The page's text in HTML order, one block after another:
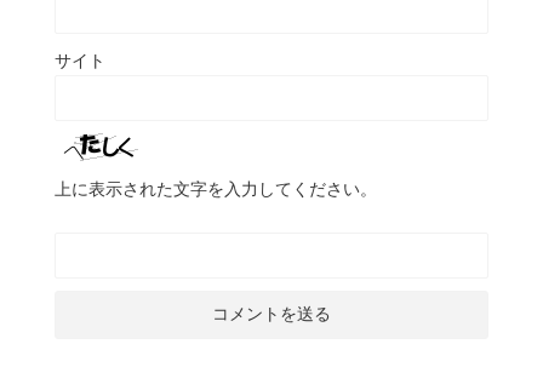
サイト
上に表示された文字を入力してください。